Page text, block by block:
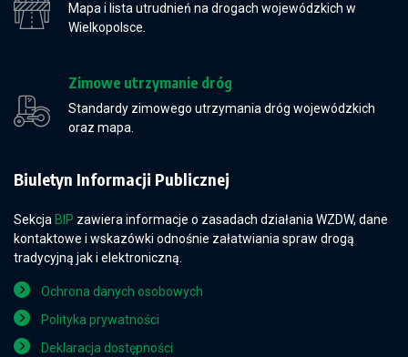
Mapa i lista utrudnień na drogach wojewódzkich w
Wielkopolsce.
Zimowe utrzymanie dróg
Standardy zimowego utrzymania dróg wojewódzkich
oraz mapa.
Biuletyn Informacji Publicznej
Sekcja BIP zawiera informacje o zasadach działania WZDW, dane
kontaktowe i wskazówki odnośnie załatwiania spraw drogą
tradycyjną jak i elektroniczną.
Ochrona danych osobowych
Polityka prywatności
Deklaracja dostępności